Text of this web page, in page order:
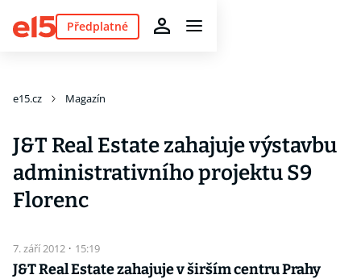
Předplatné
e15.cz Magazín
J&T Real Estate zahajuje výstavbu
administrativního projektu S9
Florenc
7. září 2012 · 15:19
J&T Real Estate zahajuje v širším centru Prahy